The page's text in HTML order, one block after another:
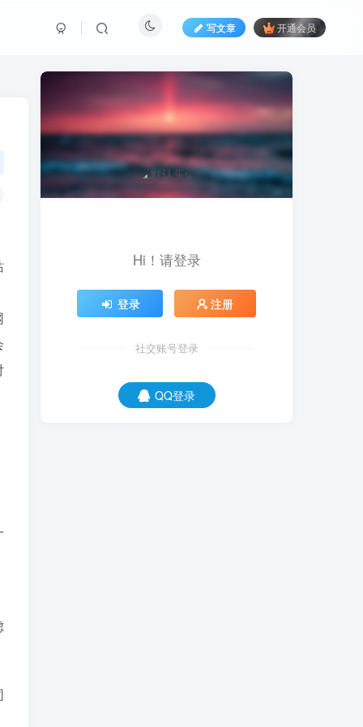
写文章 开通会员
Hi！请登录
登录 注册
社交账号登录
QQ登录